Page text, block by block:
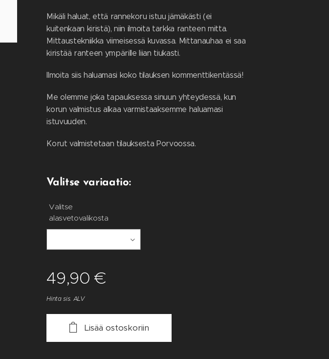
Mikäli haluat, että rannekoru istuu jämäkästi (ei
kuitenkaan kiristä), niin ilmoita tarkka ranteen mitta.
Mittaustekniikka viimeisessä kuvassa. Mittanauhaa ei saa
kiristää ranteen ympärille liian tiukasti.
Ilmoita siis haluamasi koko tilauksen kommenttikentässä!
Me olemme joka tapauksessa sinuun yhteydessä, kun
korun valmistus alkaa varmistaaksemme haluamasi
istuvuuden.
Korut valmistetaan tilauksesta Porvoossa.
Valitse variaatio:
Valitse
alasvetovalikosta
49,90 €
Hinta sis. ALV
Lisää ostoskoriin